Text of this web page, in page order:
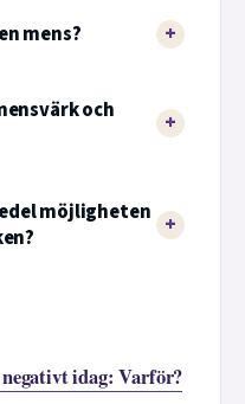
mens?
och
möjligheten
idag: Varför?